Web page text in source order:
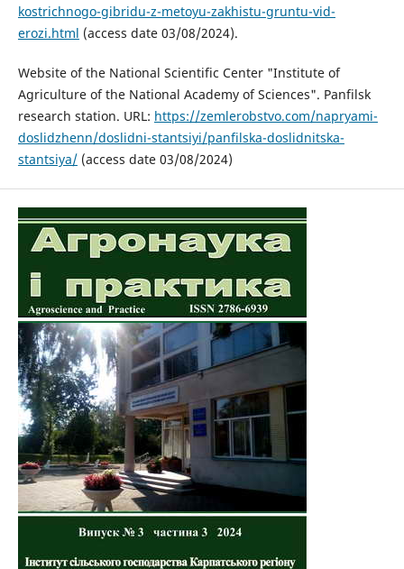
kostrichnogo-gibridu-z-metoyu-zakhistu-gruntu-vid-
erozi.html (access date 03/08/2024).
Website of the National Scientific Center "Institute of
Agriculture of the National Academy of Sciences". Panfilsk
research station. URL: https://zemlerobstvo.com/napryami-
doslidzhenn/doslidni-stantsiyi/panfilska-doslidnitska-
stantsiya/(access date 03/08/2024)